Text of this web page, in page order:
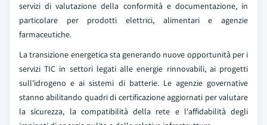
servizi di valutazione della conformità e documentazione, in
particolare per prodotti elettrici, alimentari e agenzie
farmaceutiche.
La transizione energetica sta generando nuove opportunità per i
servizi TIC in settori legati alle energie rinnovabili, ai progetti
sull'idrogeno e ai sistemi di batterie. Le agenzie governative
stanno abilitando quadri di certificazione aggiornati per valutare
la sicurezza, la compatibilità della rete e l'affidabilità degli